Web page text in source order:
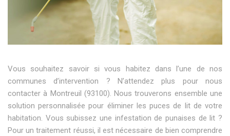
Vous souhaitez savoir si vous habitez dans l’une de nos
communes d’intervention ? N’attendez plus pour nous
contacter à Montreuil (93100). Nous trouverons ensemble une
solution personnalisée pour éliminer les puces de lit de votre
habitation. Vous subissez une infestation de punaises de lit ?
Pour un traitement réussi, il est nécessaire de bien comprendre